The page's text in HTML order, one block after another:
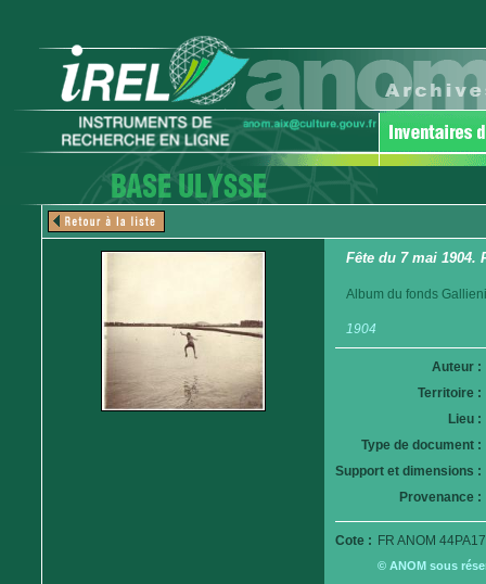
Fête du 7 mai 1904.
Album du fonds
1904
Auteur :
Territoire :
Lieu :
Type de document :
Support et dimensions :
Provenance :
Cote : FR ANOM
© ANOM sous